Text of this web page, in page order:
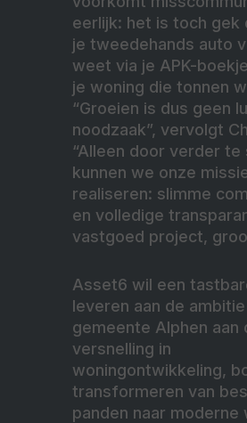
eerlijk: het is toch gek
je tweedehands auto
weet via je APK-
je woning die tonnen
“Groeien is dus geen
noodzaak”, vervolgt
“Alleen door verder te
kunnen we onze
realiseren: slimme
en volledige
vastgoed project,
Asset6 wil een
leveren aan de
gemeente Alphen aan
versnelling in
woningontwikkeling,
transformeren van
panden naar moderne